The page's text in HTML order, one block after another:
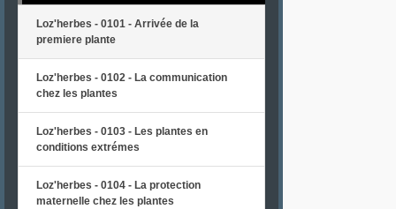
Loz'herbes - 0101 - Arrivée de la
premiere plante
Loz'herbes - 0102 - La communication
chez les plantes
Loz'herbes - 0103 - Les plantes en
conditions extrémes
Loz'herbes - 0104 - La protection
maternelle chez les plantes